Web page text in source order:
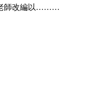
老師改編以………